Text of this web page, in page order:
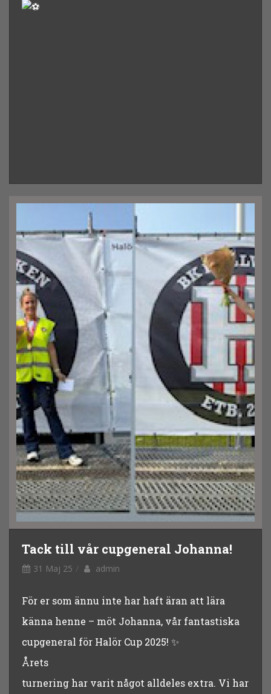
Tack till vår cupgeneral Johanna!
31 Maj 25 admin
För er som ännu inte har haft äran att lära
känna henne – möt Johanna, vår fantastiska
cupgeneral för Halör Cup 2025! ✨
Årets
turnering har varit något alldeles extra. Vi har